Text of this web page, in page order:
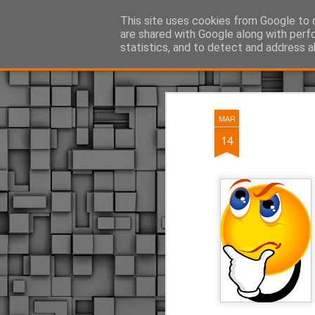
MAR
14
This site uses cookies from Google to
are shared with Google along with
statistics, and to detect and address
ΔΗΜΟΤΙΚΗ ΑΣΤΥΝΟΜΙΑ, τα νέα!